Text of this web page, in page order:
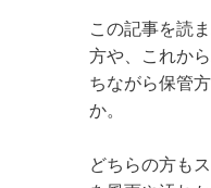
この記事を読
方や、これか
ちながら保管
か。
どちらの方も